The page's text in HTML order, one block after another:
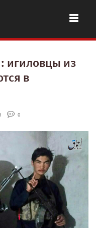
игиловцы из
в
0